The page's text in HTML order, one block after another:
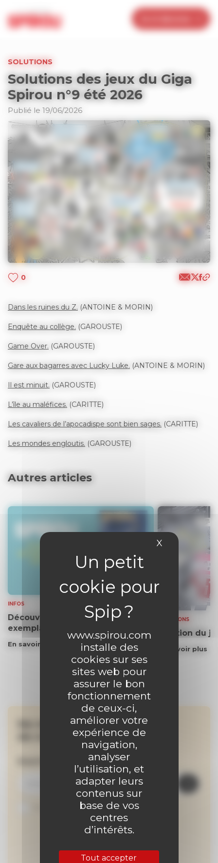
www.spirou.com
installe des
cookies sur ses
sites web pour
assurer le bon
fonctionnement
de ceux-ci,
améliorer votre
expérience de
navigation,
analyser
l’utilisation, et
adapter leurs
contenus sur
base de vos
centres
d’intérêts.
Tout accepter
X Masquer le
SOLUTIONS
Solutions des jeux du Giga
Spirou n°9 été 2026
Publié le 19/06/2026
0
Dans les ruines du Z. (ANTOINE & MORIN)
Enquête au collège. (GAROUSTE)
Game Over. (GAROUSTE)
Gare aux bagarres avec Lucky Luke. (ANTOINE & MORIN)
Il est minuit. (GAROUSTE)
L’île au maléfices. (CARITTE)
Les cavaliers de l’apocadispe sont bien sages. (CARITTE)
Les mondes engloutis. (GAROUSTE)
Autres articles
INFOS
Découvrez gratuitement un
exemplaire du journal !
En savoir plus
SOLUTIONS
Solution du
En savoir plus
Ne manquez aucune
de nos actualités !
Inscrivez-vous à la newsletter
Je suis abonné au site